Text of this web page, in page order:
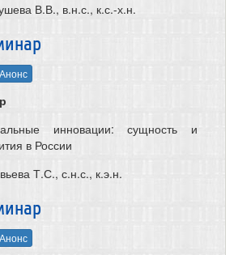
В.В., в.н.с., к.с.-х.н.
Анонс
инновации: сущность и
в России
Т.С., с.н.с., к.э.н.
Анонс